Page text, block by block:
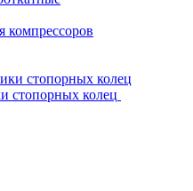
компрессоров
стопорных колец